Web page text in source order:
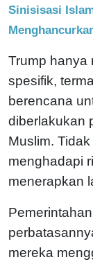
Sinisisasi
Trump hanya
spesifik,
berencana
diberlakukan
Muslim.
menghadapi
menerapkan
mereka